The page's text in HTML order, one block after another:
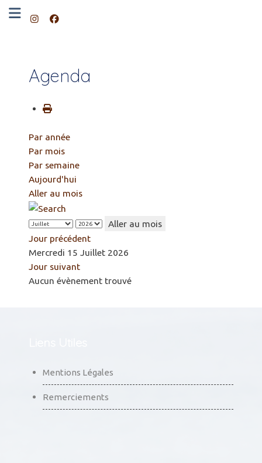
Agenda
Par année
Par mois
Par semaine
Aujourd'hui
Aller au mois
Aller au mois
Jour précédent
Mercredi 15 Juillet 2026
Jour suivant
Aucun évènement trouvé
Mentions Légales
Remerciements